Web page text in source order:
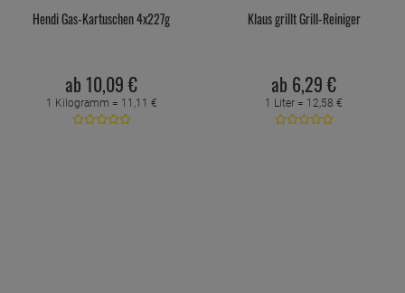
Hendi Gas-Kartuschen 4x227g
ab 10,09 €
1 Kilogramm = 11,11 €
Klaus grillt Grill-Reiniger
ab 6,29 €
1 Liter = 12,58 €